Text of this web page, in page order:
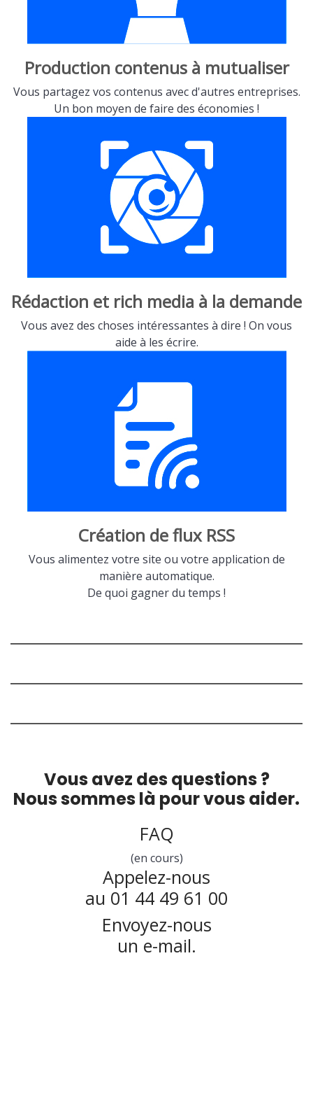
Production contenus à mutualiser
Vous partagez vos contenus avec d'autres entreprises.
Un bon moyen de faire des économies !
Rédaction et rich media à la demande
Vous avez des choses intéressantes à dire ! On vous
aide à les écrire.
Création de flux RSS
Vous alimentez votre site ou votre application de
manière automatique.
De quoi gagner du temps !
Vous avez des questions ?
Nous sommes là pour vous aider.
FAQ
(en cours)
Appelez-nous
au 01 44 49 61 00
Envoyez-nous
un e-mail.